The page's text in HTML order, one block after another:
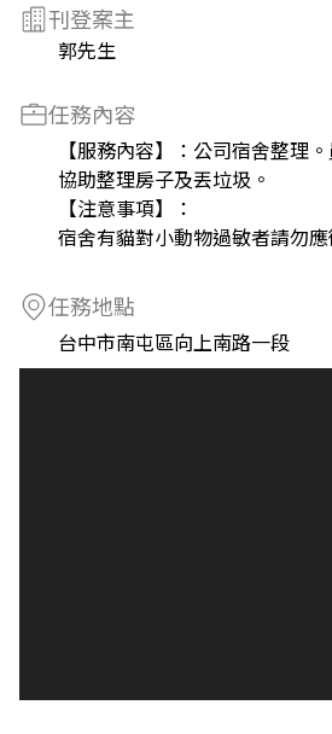
刊登案主
郭先生
任務內容
【服務內容】：公司宿舍整理
協助整理房子及丟垃圾。
【注意事項】：
宿舍有貓對小動物過敏者請勿應
任務地點
台中市南屯區向上南路一段